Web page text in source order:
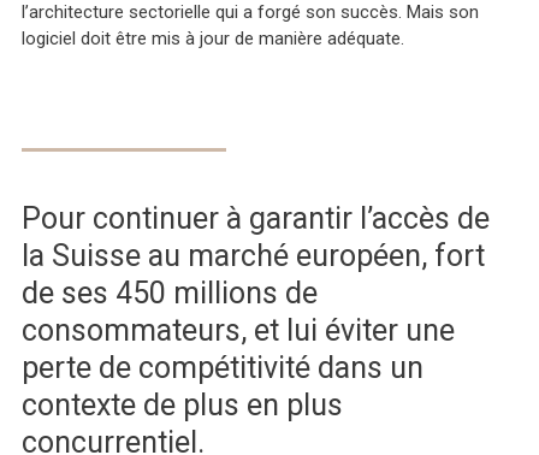
l’architecture sectorielle qui a forgé son succès. Mais son
logiciel doit être mis à jour de manière adéquate.
Pour continuer à garantir l’accès de
la Suisse au marché européen, fort
de ses 450 millions de
consommateurs, et lui éviter une
perte de compétitivité dans un
contexte de plus en plus
concurrentiel.